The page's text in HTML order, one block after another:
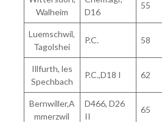
Walheim
D16
55
Luemschwil,
Tagolshei
P.C. 58
Illfurth, les
Spechbach
P.C.,D18 I 62
Bernwiller,A
mmerzwil
D466, D26
II
65